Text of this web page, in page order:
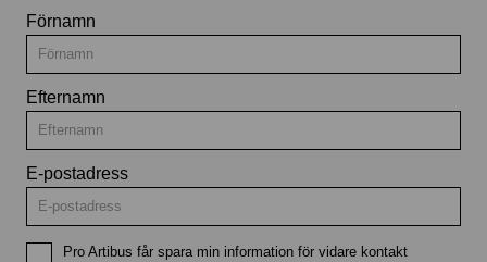
Förnamn
Efternamn
E-postadress
Pro Artibus får spara min information för vidare kontakt